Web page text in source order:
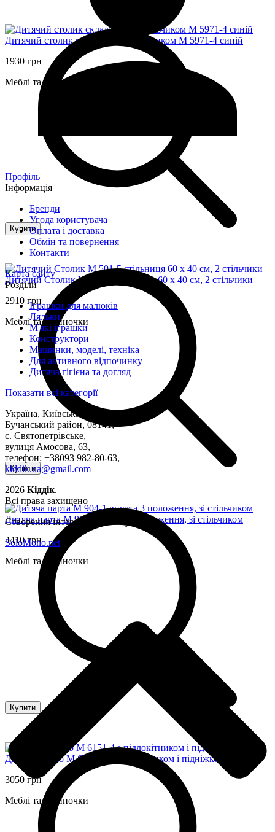
Дитячий столик складаний зі стільчиком M 5971-4 синій
1930 грн
Меблі та будиночки
Дитячий Столик M 501-5 стільниця 60 х 40 см, 2 стільчики
2910 грн
Меблі та будиночки
Купити
Дитяча парта M 904-1 висота 3 положення, зі стільчиком
4410 грн
Меблі та будиночки
Купити
Дитяче крісло M 6151-4 з підлокітником і підніжкою
3050 грн
Меблі та будиночки
Купити
Профіль
Інформація
Бренди
Угода користувача
Оплата і доставка
Обмін та повернення
Контакти
Карта сайту
Розділи
Іграшки для малюків
Ляльки
М'які іграшки
Конструктори
Машинки, моделі, техніка
Для активного відпочинку
Дитяча гігієна та догляд
Показати всі категорії
Україна, Київська область,
Бучанський район, 08141,
с. Святопетрівське,
вулиця Амосова, 63,
телефон: +38093 982-80-63,
kiddik.ua@gmail.com
2026 Кіддік.
Всі права захищено
Створення інтернет-магазину
SoloMono.net